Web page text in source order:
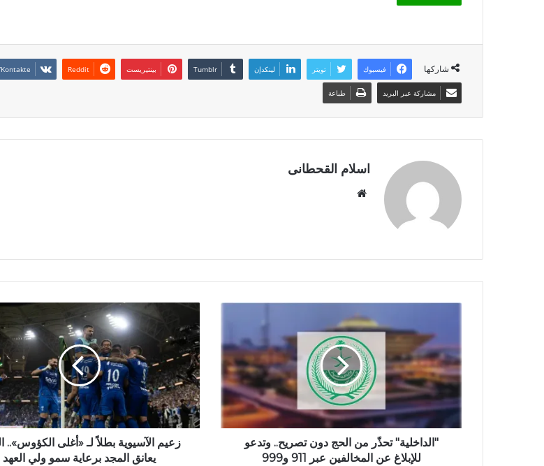
شاركها فيسبوك تويتر لينكدإن بينتيريست
مشاركة عبر البريد طباعة
اسلام القحطانى
ا
ب
"الداخلية" تحذّر من الحج دون تصريح.. وتدعو
للإبلاغ عن المخالفين عبر 911 و999
زعيم الآسيوية بطلاً لـ «أغلى الكؤوس»..
يعانق المجد برعاية سمو ولي العهد